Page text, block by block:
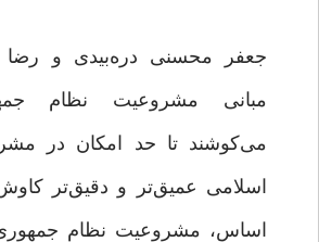
جعفر محسنی دره‌بیدی و رضا
مبانی مشروعیت نظام
می‌کوشند تا حد امکان در
اسلامی عمیق‌تر و دقیق‌تر
اساس، مشروعیت نظام